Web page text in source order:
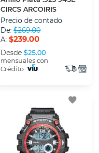
CIRCS ARCOIRIS
Precio de contado
De: $269.00
A: $239.00
Desde $25.00
mensuales con
Crédito
favorite